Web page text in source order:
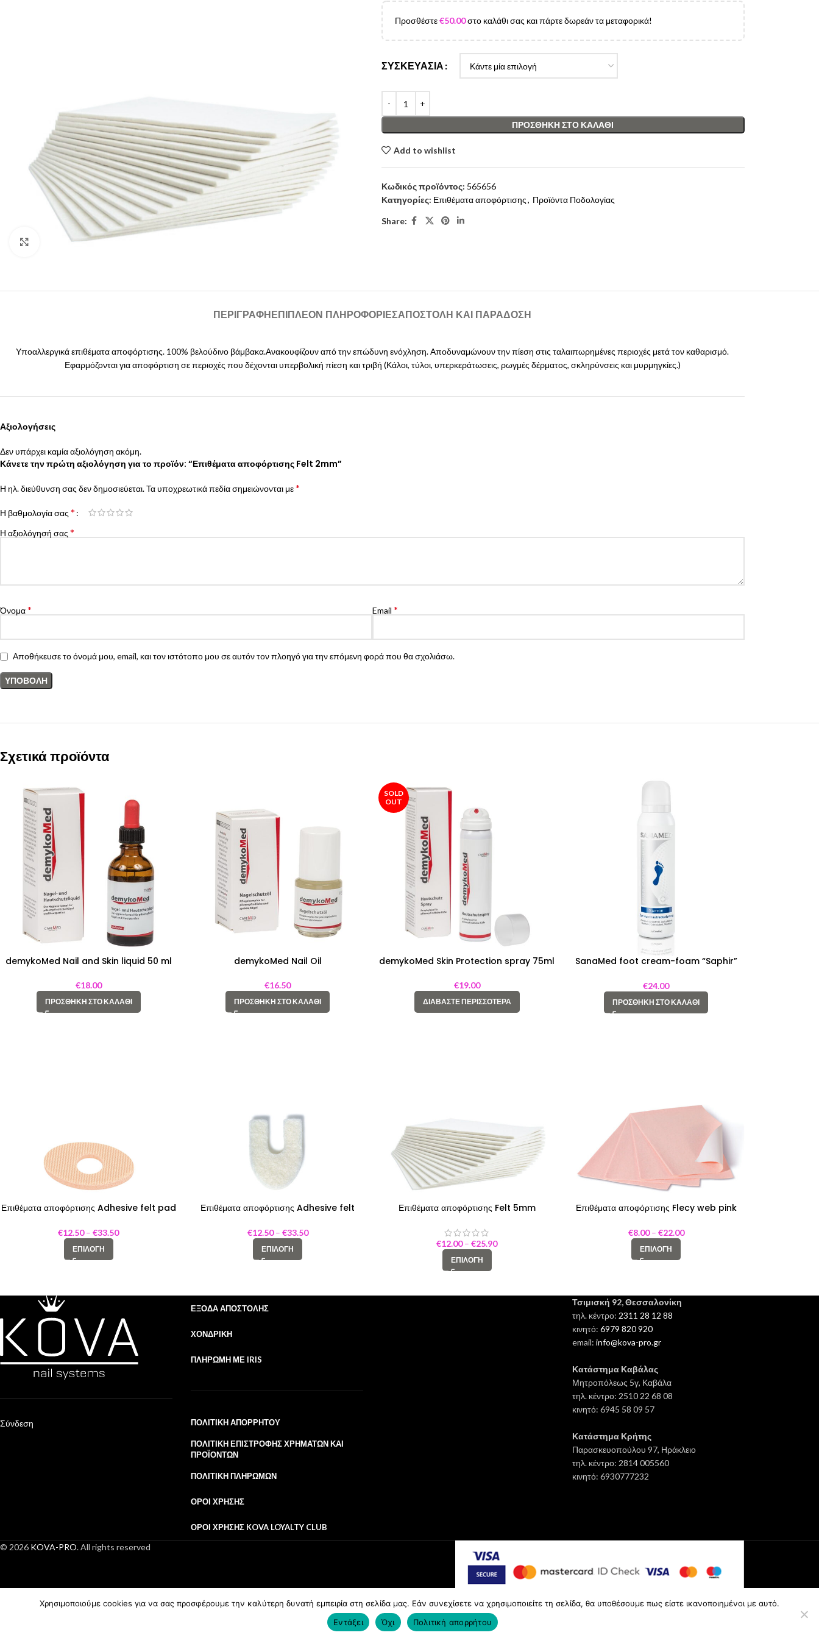
Click to enlarge
Προσθέστε€50.00στο καλάθι σας και πάρτε δωρεάν τα μεταφορικά!
ΣΥΣΚΕΥΑΣΊΑ
ΠΡΟΣΘΉΚΗ ΣΤΟ ΚΑΛΆΘΙ
Add to wishlist
Κωδικός προϊόντος: 565656
Κατηγορίες: Επιθέματα αποφόρτισης, Προϊόντα Ποδολογίας
Share:
ΠΕΡΙΓΡΑΦΉΕΠΙΠΛΈΟΝ ΠΛΗΡΟΦΟΡΊΕΣΑΠΟΣΤΟΛΉ ΚΑΙ ΠΑΡΆΔΟΣΗ
Υποαλλεργικά επιθέματα αποφόρτισης. 100% βελούδινο βάμβακα.Ανακουφίζουν από την επώδυνη ενόχληση. Αποδυναμώνουν την πίεση στις ταλαιπωρημένες περιοχές μετά τον καθαρισμό.
Εφαρμόζονται για αποφόρτιση σε περιοχές που δέχονται υπερβολική πίεση και τριβή (Κάλοι, τύλοι, υπερκεράτωσεις, ρωγμές δέρματος, σκληρύνσεις και μυρμηγκίες.)
Αξιολογήσεις
Δεν υπάρχει καμία αξιολόγηση ακόμη.
Κάνετε την πρώτη αξιολόγηση για το προϊόν: “Επιθέματα αποφόρτισης Felt 2mm”
Η ηλ. διεύθυνση σας δεν δημοσιεύεται.Τα υποχρεωτικά πεδία σημειώνονται με*
Η βαθμολογία σας *
Η αξιολόγησή σας *
Όνομα* Email *
Αποθήκευσε το όνομά μου, email, και τον ιστότοπο μου σε αυτόν τον πλοηγό για την επόμενη φορά που θα σχολιάσω.
Σχετικά προϊόντα
demykoMed Nail and Skin liquid 50 ml
€18.00
ΠΡΟΣΘΉΚΗ ΣΤΟ ΚΑΛΆΘΙ
demykoMed Nail Oil
€16.50
ΠΡΟΣΘΉΚΗ ΣΤΟ ΚΑΛΆΘΙ
SOLD
OUT
demykoMed Skin Protection spray 75ml
€19.00
ΔΙΑΒΆΣΤΕ ΠΕΡΙΣΣΌΤΕΡΑ
SanaMed foot cream-foam “Saphir”
€24.00
ΠΡΟΣΘΉΚΗ ΣΤΟ ΚΑΛΆΘΙ
Επιθέματα αποφόρτισης Adhesive felt pad
€12.50 – €33.50
ΕΠΙΛΟΓΉ
Επιθέματα αποφόρτισης Adhesive felt
€12.50 – €33.50
ΕΠΙΛΟΓΉ
Επιθέματα αποφόρτισης Felt 5mm
€12.00 – €25.90
ΕΠΙΛΟΓΉ
Επιθέματα αποφόρτισης Flecy web pink
€8.00 – €22.00
ΕΠΙΛΟΓΉ
Σύνδεση
ΈΞΟΔΑ ΑΠΟΣΤΟΛΉΣ
ΧΟΝΔΡΙΚΉ
ΠΛΗΡΩΜΉ ΜΕ IRIS
ΠΟΛΙΤΙΚΉ ΑΠΟΡΡΉΤΟΥ
ΠΟΛΙΤΙΚΉ ΕΠΙΣΤΡΟΦΉΣ ΧΡΗΜΆΤΩΝ ΚΑΙ
ΠΡΟΪΌΝΤΩΝ
ΠΟΛΙΤΙΚΉ ΠΛΗΡΩΜΏΝ
ΌΡΟΙ ΧΡΉΣΗΣ
ΌΡΟΙ ΧΡΉΣΗΣ KOVA LOYALTY CLUB
Τσιμισκή 92, Θεσσαλονίκη
τηλ. κέντρο: 2311 28 12 88
κινητό: 6979 820 920
email: info@kova-pro.gr
Κατάστημα Καβάλας
Μητροπόλεως 5γ, Καβάλα
τηλ. κέντρο: 2510 22 68 08
κινητό: 6945 58 09 57
Κατάστημα Κρήτης
Παρασκευοπούλου 97, Ηράκλειο
τηλ. κέντρο: 2814 005560
κινητό: 6930777232
© 2026 KOVA-PRO. All rights reserved
Χρησιμοποιούμε cookies για να σας προσφέρουμε την καλύτερη δυνατή εμπειρία στη σελίδα μας. Εάν συνεχίσετε να χρησιμοποιείτε τη σελίδα, θα υποθέσουμε πως είστε ικανοποιημένοι με αυτό.
Εντάξει
Όχι Πολιτική απορρήτου